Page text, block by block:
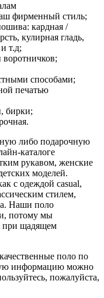
фирменный стиль;
кардная /
кулирная гладь,
т.д;
воротничков;
способами;
печатью
бирки;
либо подарочную
каталоге
рукавом, женские
моделей.
с одеждой casual,
стилем,
Наши поло
потому мы
при щадящем
поло по
информацию можно
пожалуйста,